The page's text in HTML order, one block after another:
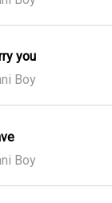
you
Boy
Boy